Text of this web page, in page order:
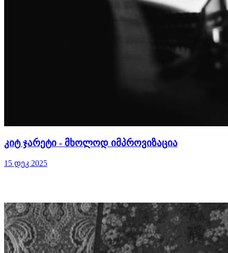
კიტ ჯარეტი - მხოლოდ იმპროვიზაცია
15 დეკ 2025